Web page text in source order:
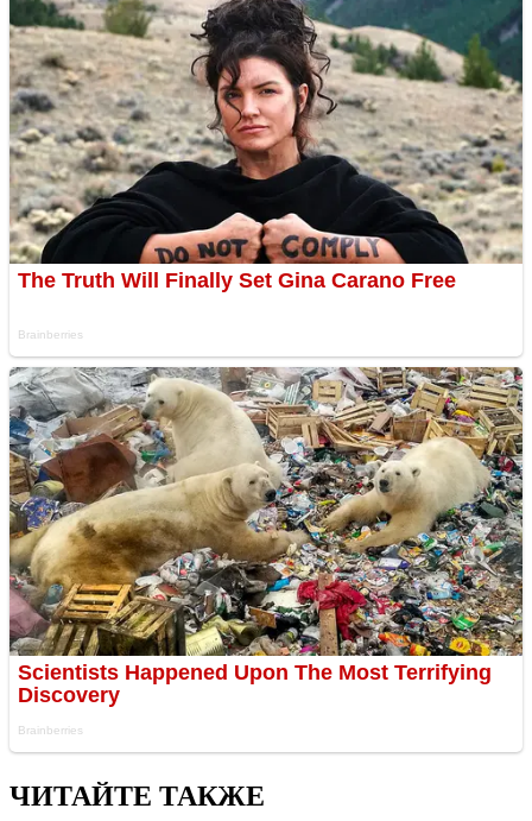
ЧИТАЙТЕ ТАКЖЕ